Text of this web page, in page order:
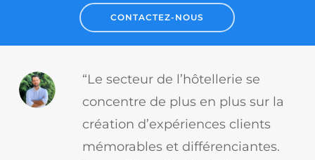
CONTACTEZ-NOUS
“Le secteur de l’hôtellerie se
concentre de plus en plus sur la
création d’expériences clients
mémorables et différenciantes.